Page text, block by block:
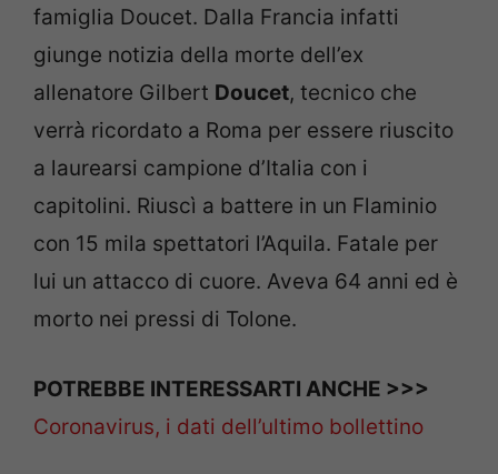
famiglia Doucet. Dalla Francia infatti
giunge notizia della morte dell’ex
allenatore Gilbert Doucet, tecnico che
verrà ricordato a Roma per essere riuscito
a laurearsi campione d’Italia con i
capitolini. Riuscì a battere in un Flaminio
con 15 mila spettatori l’Aquila. Fatale per
lui un attacco di cuore. Aveva 64 anni ed è
morto nei pressi di Tolone.
POTREBBE INTERESSARTI ANCHE >>>
Coronavirus, i dati dell’ultimo bollettino